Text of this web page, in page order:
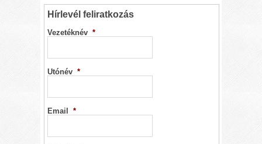
Hírlevél feliratkozás
Vezetéknév *
Utónév *
Email *